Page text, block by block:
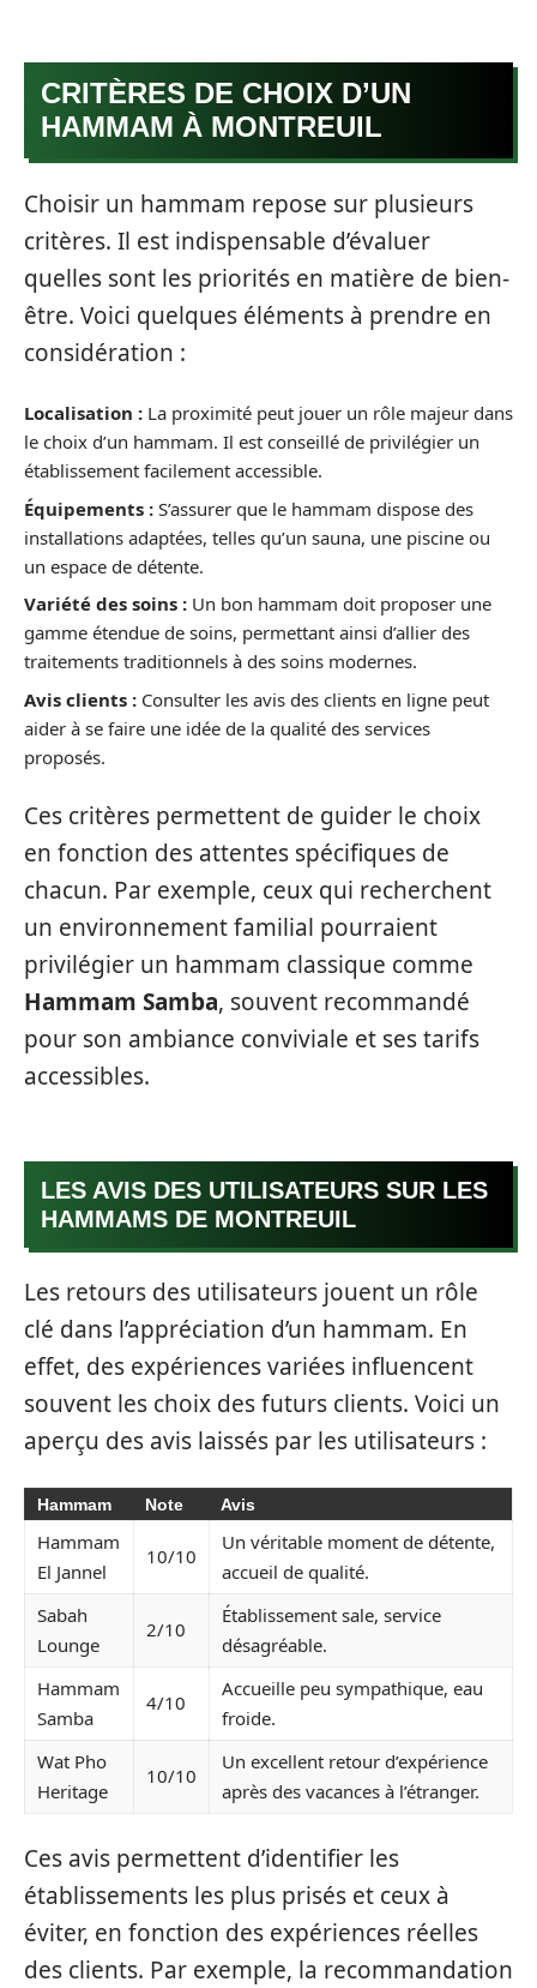
CRITÈRES DE CHOIX D’UN
HAMMAM À MONTREUIL
Choisir un hammam repose sur plusieurs
critères. Il est indispensable d’évaluer
quelles sont les priorités en matière de bien-
être. Voici quelques éléments à prendre en
considération :
Localisation : La proximité peut jouer un rôle majeur dans
le choix d’un hammam. Il est conseillé de privilégier un
établissement facilement accessible.
Équipements : S’assurer que le hammam dispose des
installations adaptées, telles qu’un sauna, une piscine ou
un espace de détente.
Variété des soins : Un bon hammam doit proposer une
gamme étendue de soins, permettant ainsi d’allier des
traitements traditionnels à des soins modernes.
Avis clients : Consulter les avis des clients en ligne peut
aider à se faire une idée de la qualité des services
proposés.
Ces critères permettent de guider le choix
en fonction des attentes spécifiques de
chacun. Par exemple, ceux qui recherchent
un environnement familial pourraient
privilégier un hammam classique comme
Hammam Samba, souvent recommandé
pour son ambiance conviviale et ses tarifs
accessibles.
LES AVIS DES UTILISATEURS SUR LES
HAMMAMS DE MONTREUIL
Les retours des utilisateurs jouent un rôle
clé dans l’appréciation d’un hammam. En
effet, des expériences variées influencent
souvent les choix des futurs clients. Voici un
aperçu des avis laissés par les utilisateurs :
Hammam Note Avis
Hammam
El Jannel
10/10
Un véritable moment de détente,
accueil de qualité.
Sabah
Lounge
2/10
Établissement sale, service
désagréable.
Hammam
Samba
4/10
Accueille peu sympathique, eau
froide.
Wat Pho
Heritage
10/10
Un excellent retour d’expérience
après des vacances à l’étranger.
Ces avis permettent d’identifier les
établissements les plus prisés et ceux à
éviter, en fonction des expériences réelles
des clients. Par exemple, la recommandation